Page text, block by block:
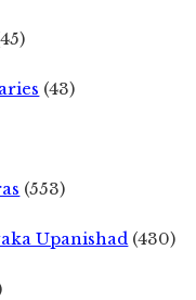
(43)
(553)
Upanishad (430)